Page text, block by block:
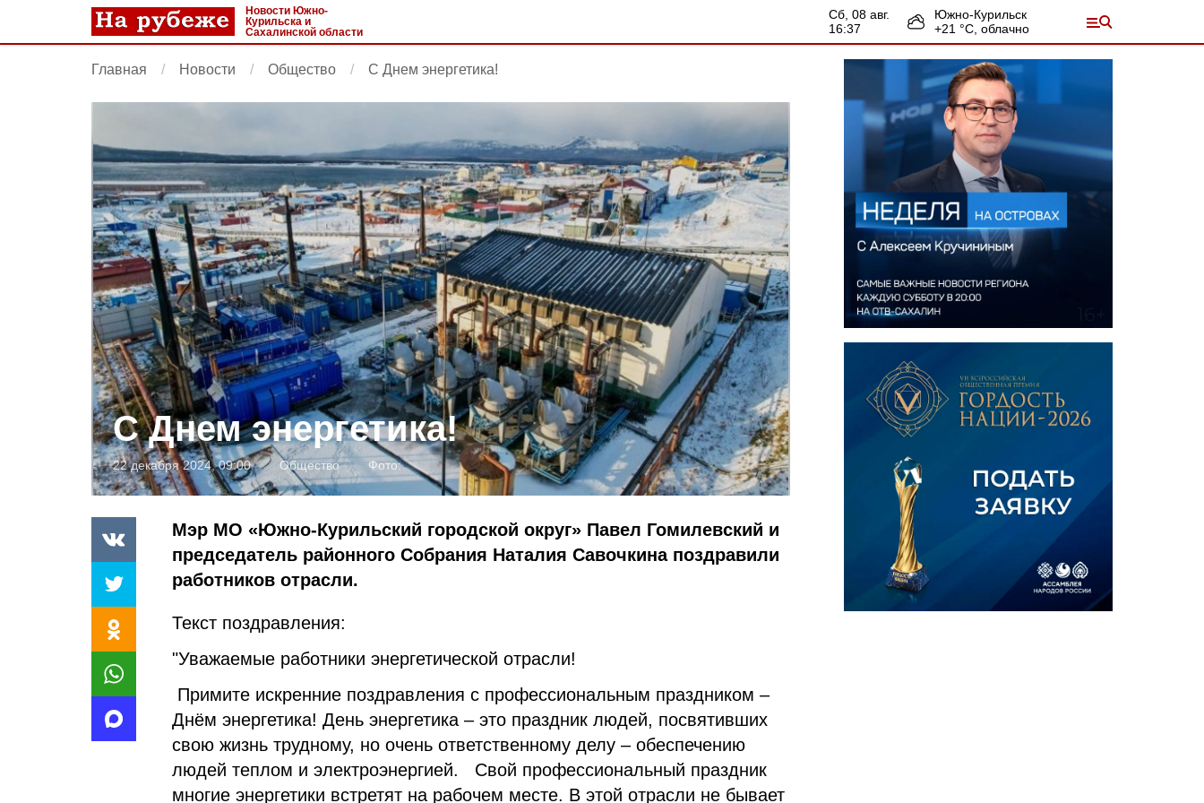
Новости Южно-
Курильска и
Сахалинской области
сб, 08 авг.
16:37
Южно-Курильск
+21 °С, облачно
Главная Новости Общество С Днем энергетика!
С Днем энергетика!
22 декабря 2024, 09:00 Общество Фото:
Мэр МО «Южно-Курильский городской округ» Павел Гомилевский и
председатель районного Собрания Наталия Савочкина поздравили
работников отрасли.
Текст поздравления:
"Уважаемые работники энергетической отрасли!
Примите искренние поздравления с профессиональным праздником –
Днём энергетика! День энергетика – это праздник людей, посвятивших
свою жизнь трудному, но очень ответственному делу – обеспечению
людей теплом и электроэнергией. Свой профессиональный праздник
многие энергетики встретят на рабочем месте. В этой отрасли не бывает